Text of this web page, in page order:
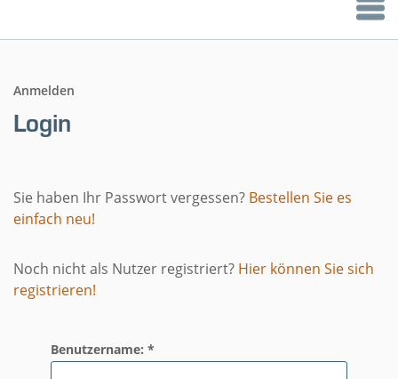
Anmelden
Login
Sie haben Ihr Passwort vergessen? Bestellen Sie es
einfach neu!
Noch nicht als Nutzer registriert? Hier können Sie sich
registrieren!
Benutzername: *